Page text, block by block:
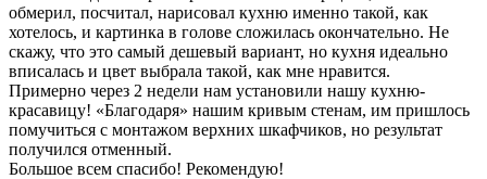
обмерил, посчитал, нарисовал кухню именно такой, как
хотелось, и картинка в голове сложилась окончательно. Не
скажу, что это самый дешевый вариант, но кухня идеально
вписалась и цвет выбрала такой, как мне нравится.
Примерно через 2 недели нам установили нашу кухню-
красавицу! «Благодаря» нашим кривым стенам, им пришлось
помучиться с монтажом верхних шкафчиков, но результат
получился отменный.
Большое всем спасибо! Рекомендую!